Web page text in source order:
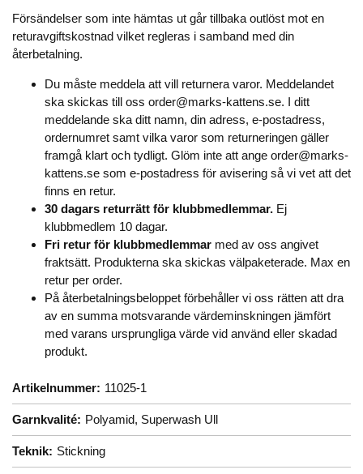
Försändelser som inte hämtas ut går tillbaka outlöst mot en
returavgiftskostnad vilket regleras i samband med din
återbetalning.
Du måste meddela att vill returnera varor. Meddelandet
ska skickas till oss order@marks-kattens.se. I ditt
meddelande ska ditt namn, din adress, e-postadress,
ordernumret samt vilka varor som returneringen gäller
framgå klart och tydligt. Glöm inte att ange order@marks-
kattens.se som e-postadress för avisering så vi vet att det
finns en retur.
30 dagars returrätt för klubbmedlemmar. Ej
klubbmedlem 10 dagar.
Fri retur för klubbmedlemmar med av oss angivet
fraktsätt. Produkterna ska skickas välpaketerade. Max en
retur per order.
På återbetalningsbeloppet förbehåller vi oss rätten att dra
av en summa motsvarande värdeminskningen jämfört
med varans ursprungliga värde vid använd eller skadad
produkt.
Artikelnummer: 11025-1
Garnkvalité: Polyamid, Superwash Ull
Teknik: Stickning